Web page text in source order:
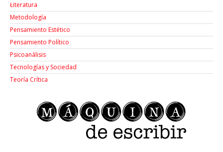
Łiteratura
Metodología
Pensamiento Estético
Pensamiento Político
Psicoanálisis
Tecnologías y Sociedad
Teoría Crítica